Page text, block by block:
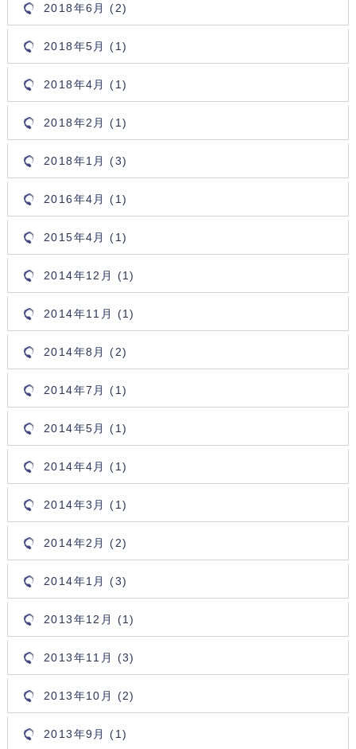
2018年6月 (2)
2018年5月 (1)
2018年4月 (1)
2018年2月 (1)
2018年1月 (3)
2016年4月 (1)
2015年4月 (1)
2014年12月 (1)
2014年11月 (1)
2014年8月 (2)
2014年7月 (1)
2014年5月 (1)
2014年4月 (1)
2014年3月 (1)
2014年2月 (2)
2014年1月 (3)
2013年12月 (1)
2013年11月 (3)
2013年10月 (2)
2013年9月 (1)